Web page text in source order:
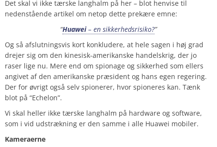
Det skal vi ikke tærske langhalm på her – blot henvise til
nedenstående artikel om netop dette prekære emne:
“Huawei– en sikkerhedsrisiko?”
Og så afslutningsvis kort konkludere, at hele sagen i høj grad
drejer sig om den kinesisk-amerikanske handelskrig, der jo
raser lige nu. Mere end om spionage og sikkerhed som ellers
angivet af den amerikanske præsident og hans egen regering.
Der for øvrigt også selv spionerer, hvor spioneres kan. Tænk
blot på “Echelon”.
Vi skal heller ikke tærske langhalm på hardware og software,
som i vid udstrækning er den samme i alle Huawei mobiler.
Kameraerne